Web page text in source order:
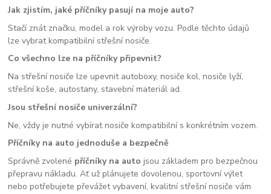
Jak zjistím, jaké příčníky pasují na moje auto?
Stačí znát značku, model a rok výroby vozu. Podle těchto údajů
lze vybrat kompatibilní střešní nosiče.
Co všechno lze na příčníky připevnit?
Na střešní nosiče lze upevnit autoboxy, nosiče kol, nosiče lyží,
střešní koše, autostany, stavební materiál ad.
Jsou střešní nosiče univerzální?
Ne, vždy je nutné vybírat nosiče kompatibilní s konkrétním vozem.
Příčníky na auto jednoduše a bezpečně
Správně zvolené příčníky na auto jsou základem pro bezpečnou
přepravu nákladu. Ať už plánujete dovolenou, sportovní výlet
nebo potřebujete převážet vybavení, kvalitní střešní nosiče vám